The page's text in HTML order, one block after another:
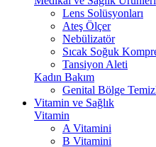
Lens Solüsyonları
Ateş Ölçer
Nebülizatör
Sıcak Soğuk
Tansiyon Aleti
Kadın Bakım
Genital Bölge
Vitamin ve Sağlık
Vitamin
A Vitamini
B Vitamini